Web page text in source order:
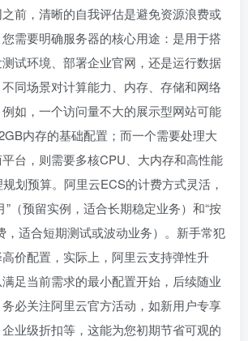
前，清晰的自我评估是避免资源浪费或
需要明确服务器的核心用途：是用于搭
试环境、部署企业官网，还是运行数据
同场景对计算能力、内存、存储和网络
如，一个访问量不大的展示型网站可能
内存的基础配置；而一个需要处理大
台，则需要多核CPU、大内存和高性能
划预算。阿里云ECS的计费方式灵活，
”（预留实例，适合长期稳定业务）和“按
，适合短期测试或波动业务）。新手常犯
价配置，实际上，阿里云支持弹性升
足当前需求的最小配置开始，后续随业
必关注阿里云官方活动，如新用户专享
业级折扣等，这能为您初期节省可观的